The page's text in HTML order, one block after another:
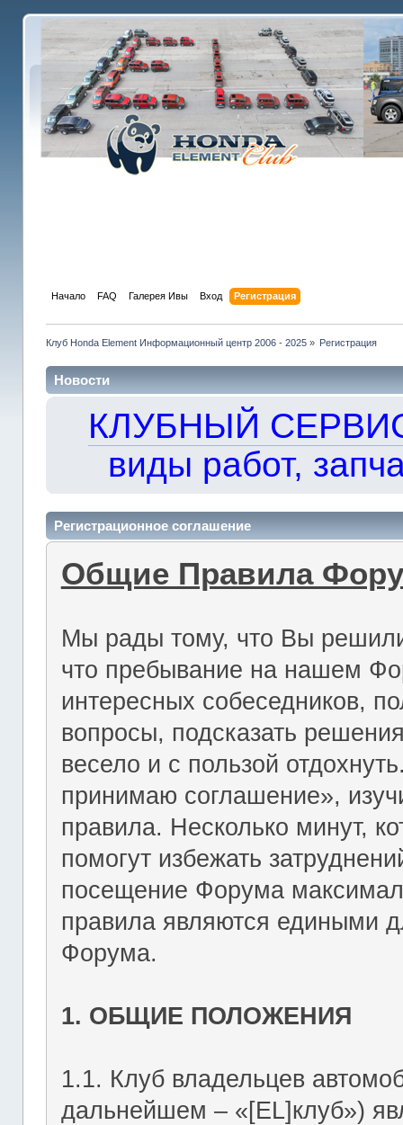
Начало FAQ Галерея Ивы Вход Регистрация
Клуб Honda Element Информационный центр 2006 - 2025» Регистрация
Новости
КЛУБНЫЙ
виды работ,
Регистрационное соглашение
Общие Правила
Мы рады тому, что Вы
что пребывание на нашем
интересных собеседников,
вопросы, подсказать
весело и с пользой
принимаю соглашение»,
правила. Несколько минут,
помогут избежать
посещение Форума
правила являются едиными
Форума.
1. ОБЩИЕ ПОЛОЖЕНИЯ
1.1. Клуб владельцев
дальнейшем – «[EL]клуб»)